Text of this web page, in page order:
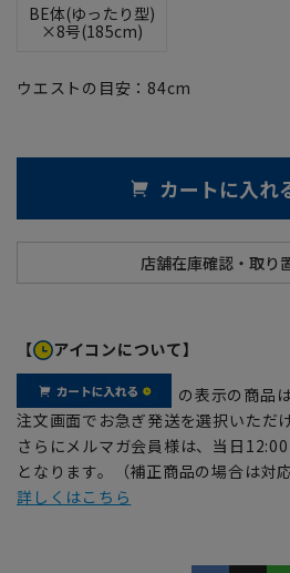
BE体(ゆったり型)
×8号(185cm)
ウエストの目安： 84cm
カートに入れ
【 アイコンについて】
の表示の商品は
注文画面でお急ぎ発送を選択いただけ
さらにメルマガ会員様は、当日
となります。（補正商品の場合は対応
詳しくはこちら